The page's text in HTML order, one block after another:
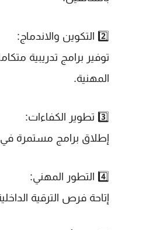
2️⃣ التكوين والاندماج:
توفير برامج تدريبية
المهنية.
3️⃣ تطوير الكفاءات:
إطلاق برامج مستمرة في
4️⃣ التطور المهني:
إتاحة فرص الترقية